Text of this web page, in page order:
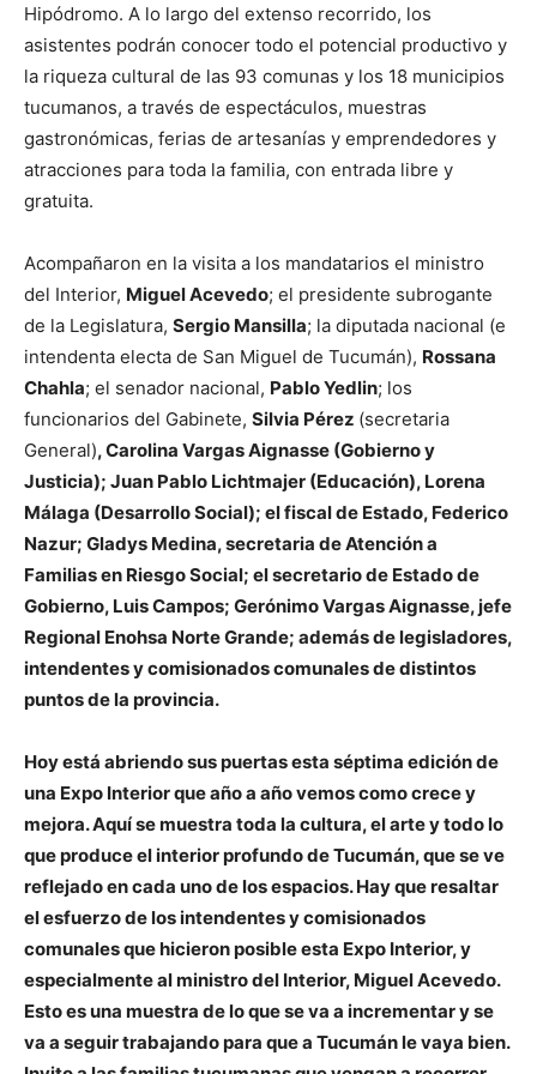
Hipódromo. A lo largo del extenso recorrido, los
asistentes podrán conocer todo el potencial productivo y
la riqueza cultural de las 93 comunas y los 18 municipios
tucumanos, a través de espectáculos, muestras
gastronómicas, ferias de artesanías y emprendedores y
atracciones para toda la familia, con entrada libre y
gratuita.
Acompañaron en la visita a los mandatarios el ministro
del Interior, MiguelAcevedo; el presidente subrogante
de la Legislatura, Sergio Mansilla; la diputada nacional (e
intendenta electa de San Miguel de Tucumán), Rossana
Chahla; el senador nacional, PabloYedlin; los
funcionarios del Gabinete, Silvia Pérez (secretaria
General),Carolina VargasAignasse (Gobierno y
Justicia); Juan Pablo Lichtmajer (Educación), Lorena
Málaga (Desarrollo Social); el fiscal de Estado, Federico
Nazur; Gladys Medina, secretaria de Atención a
Familias en Riesgo Social; el secretario de Estado de
Gobierno, Luis Campos; GerónimoVargasAignasse, jefe
Regional Enohsa Norte Grande; además de legisladores,
intendentes y comisionados comunales de distintos
puntos de la provincia.
Hoy está abriendo sus puertas esta séptima edición de
una Expo Interior que año a año vemos como crece y
mejora. Aquí se muestra toda la cultura, el arte y todo lo
que produce el interior profundo de Tucumán, que se ve
reflejado en cada uno de los espacios. Hay que resaltar
el esfuerzo de los intendentes y comisionados
comunales que hicieron posible esta Expo Interior, y
especialmente al ministro del Interior, Miguel Acevedo.
Esto es una muestra de lo que se va a incrementar y se
va a seguir trabajando para que a Tucumán le vaya bien.